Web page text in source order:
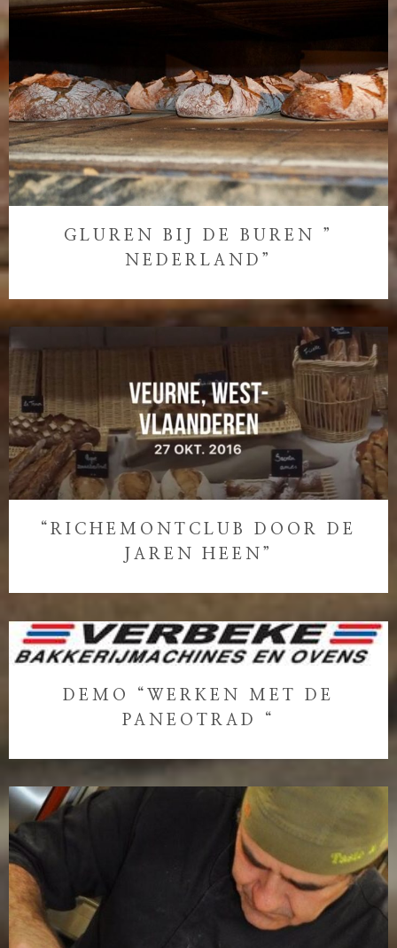
GLUREN BIJ DE BUREN ”
NEDERLAND”
“RICHEMONTCLUB DOOR DE
JAREN HEEN”
DEMO “WERKEN MET DE
PANEOTRAD “